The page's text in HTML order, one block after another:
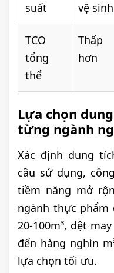
suất
vệ sinh
TCO
tổng
thể
Thấp
hơn
Lựa chọn
từng ngành
Xác định dung
cầu sử dụng,
tiềm năng mở
ngành thực phẩm
20-100m³, dệt
đến hàng nghìn
lựa chọn tối ưu.